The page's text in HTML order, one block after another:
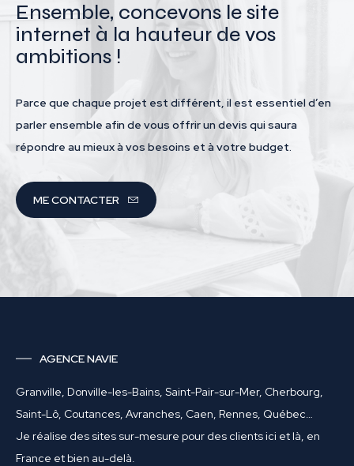
Ensemble, concevons le site
internet à la hauteur de vos
ambitions !
Parce que chaque projet est différent, il est essentiel d’en
parler ensemble afin de vous offrir un devis qui saura
répondre au mieux à vos besoins et à votre budget.
ME CONTACTER
AGENCE NAVIE
Granville, Donville-les-Bains, Saint-Pair-sur-Mer, Cherbourg,
Saint-Lô, Coutances, Avranches, Caen, Rennes, Québec…
Je réalise des sites sur-mesure pour des clients ici et là, en
France et bien au-delà.